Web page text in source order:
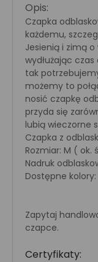
Opis:
Czapka
każdemu,
Jesienią i zimą
wydłużając
tak
możemy to
nosić czapkę
przyda się
lubią wieczorne
Czapka z
Rozmiar: M (
Nadruk
Dostępne
Zapytaj
czapce.
Certyfikaty: